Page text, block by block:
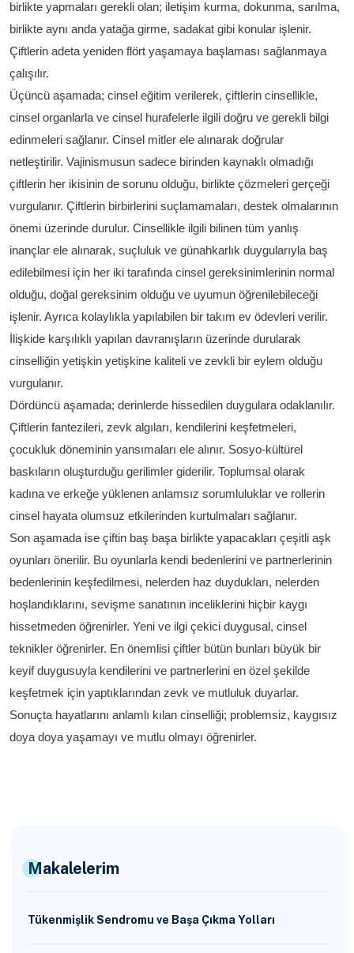
birlikte yapmaları gerekli olan; iletişim kurma, dokunma, sarılma,
birlikte aynı anda yatağa girme, sadakat gibi konular işlenir.
Çiftlerin adeta yeniden flört yaşamaya başlaması sağlanmaya
çalışılır.
Üçüncü aşamada; cinsel eğitim verilerek, çiftlerin cinsellikle,
cinsel organlarla ve cinsel hurafelerle ilgili doğru ve gerekli bilgi
edinmeleri sağlanır. Cinsel mitler ele alınarak doğrular
netleştirilir. Vajinismusun sadece birinden kaynaklı olmadığı
çiftlerin her ikisinin de sorunu olduğu, birlikte çözmeleri gerçeği
vurgulanır. Çiftlerin birbirlerini suçlamamaları, destek olmalarının
önemi üzerinde durulur. Cinsellikle ilgili bilinen tüm yanlış
inançlar ele alınarak, suçluluk ve günahkarlık duygularıyla baş
edilebilmesi için her iki tarafında cinsel gereksinimlerinin normal
olduğu, doğal gereksinim olduğu ve uyumun öğrenilebileceği
işlenir. Ayrıca kolaylıkla yapılabilen bir takım ev ödevleri verilir.
İlişkide karşılıklı yapılan davranışların üzerinde durularak
cinselliğin yetişkin yetişkine kaliteli ve zevkli bir eylem olduğu
vurgulanır.
Dördüncü aşamada; derinlerde hissedilen duygulara odaklanılır.
Çiftlerin fantezileri, zevk algıları, kendilerini keşfetmeleri,
çocukluk döneminin yansımaları ele alınır. Sosyo-kültürel
baskıların oluşturduğu gerilimler giderilir. Toplumsal olarak
kadına ve erkeğe yüklenen anlamsız sorumluluklar ve rollerin
cinsel hayata olumsuz etkilerinden kurtulmaları sağlanır.
Son aşamada ise çiftin baş başa birlikte yapacakları çeşitli aşk
oyunları önerilir. Bu oyunlarla kendi bedenlerini ve partnerlerinin
bedenlerinin keşfedilmesi, nelerden haz duydukları, nelerden
hoşlandıklarını, sevişme sanatının inceliklerini hiçbir kaygı
hissetmeden öğrenirler. Yeni ve ilgi çekici duygusal, cinsel
teknikler öğrenirler. En önemlisi çiftler bütün bunları büyük bir
keyif duygusuyla kendilerini ve partnerlerini en özel şekilde
keşfetmek için yaptıklarından zevk ve mutluluk duyarlar.
Sonuçta hayatlarını anlamlı kılan cinselliği; problemsiz, kaygısız
doya doya yaşamayı ve mutlu olmayı öğrenirler.
Makalelerim
Tükenmişlik Sendromu ve Başa Çıkma Yolları